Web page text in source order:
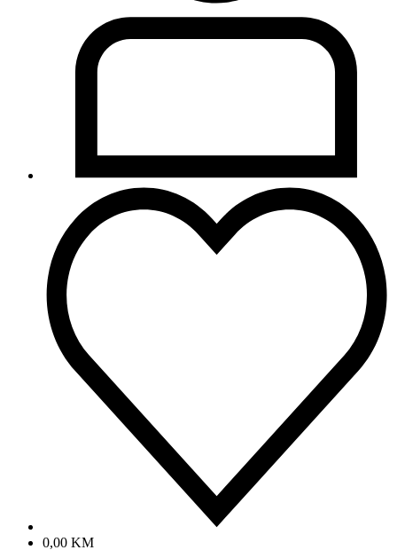
0,00 KM